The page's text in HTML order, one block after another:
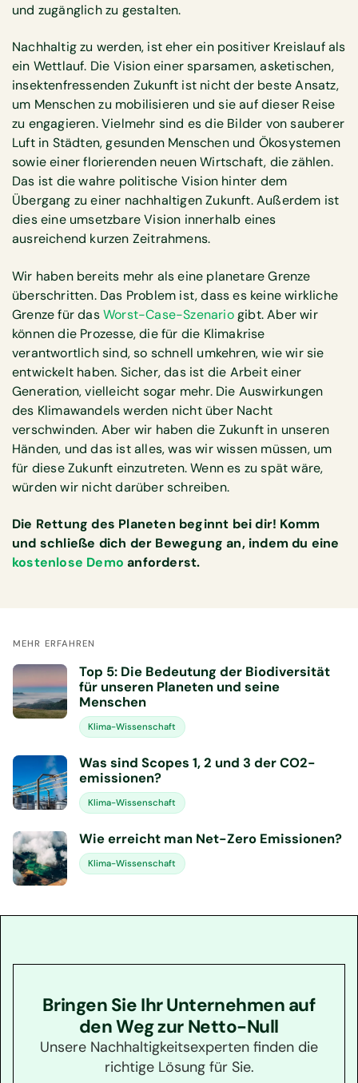
und zugänglich zu gestalten.
Nachhaltig zu werden, ist eher ein positiver Kreislauf als
ein Wettlauf. Die Vision einer sparsamen, asketischen,
insektenfressenden Zukunft ist nicht der beste Ansatz,
um Menschen zu mobilisieren und sie auf dieser Reise
zu engagieren. Vielmehr sind es die Bilder von sauberer
Luft in Städten, gesunden Menschen und Ökosystemen
sowie einer florierenden neuen Wirtschaft, die zählen.
Das ist die wahre politische Vision hinter dem
Übergang zu einer nachhaltigen Zukunft. Außerdem ist
dies eine umsetzbare Vision innerhalb eines
ausreichend kurzen Zeitrahmens.
Wir haben bereits mehr als eine planetare Grenze
überschritten. Das Problem ist, dass es keine wirkliche
Grenze für dasWorst-Case-Szenariogibt. Aber wir
können die Prozesse, die für die Klimakrise
verantwortlich sind, so schnell umkehren, wie wir sie
entwickelt haben. Sicher, das ist die Arbeit einer
Generation, vielleicht sogar mehr. Die Auswirkungen
des Klimawandels werden nicht über Nacht
verschwinden. Aber wir haben die Zukunft in unseren
Händen, und das ist alles, was wir wissen müssen, um
für diese Zukunft einzutreten. Wenn es zu spät wäre,
würden wir nicht darüber schreiben.
Die Rettung des Planeten beginnt bei dir! Komm
und schließe dich der Bewegung an, indem du eine
kostenlose Demo anforderst.
MEHR ERFAHREN
Top 5: Die Bedeutung der Biodiversität
für unseren Planeten und seine
Menschen
Klima-Wissenschaft
Was sind Scopes 1, 2 und 3 der CO2-
emissionen?
Klima-Wissenschaft
Wie erreicht man Net-Zero Emissionen?
Klima-Wissenschaft
Bringen Sie Ihr Unternehmen auf
den Weg zur Netto-Null
Unsere Nachhaltigkeitsexperten finden die
richtige Lösung für Sie.